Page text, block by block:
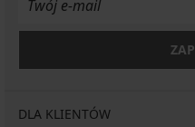
DLA KLIENTÓW